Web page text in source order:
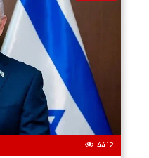
4412